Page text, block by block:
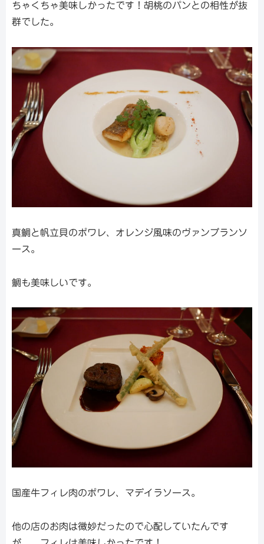
ちゃくちゃ美味しかったです！胡桃のパンとの相性が抜
群でした。
真鯛と帆立貝のポワレ、オレンジ風味のヴァンブランソ
ース。
鯛も美味しいです。
国産牛フィレ肉のポワレ、マデイラソース。
他の店のお肉は微妙だったので心配していたんです